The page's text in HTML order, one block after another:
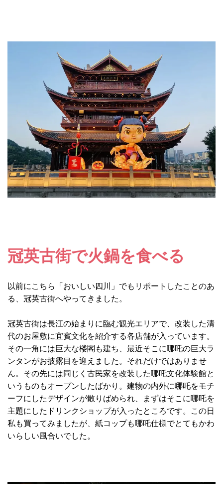
冠英古街で火鍋を食べる
以前にこちら「おいしい四川」でもリポートしたことのあ
る、冠英古街へやってきました。
冠英古街は長江の始まりに臨む観光エリアで、改装した清
代のお屋敷に宜賓文化を紹介する各店舗が入っています。
その一角には巨大な楼閣も建ち、最近そこに哪吒の巨大ラ
ンタンがお披露目を迎えました。それだけではありませ
ん。その先には同じく古民家を改装した哪吒文化体験館と
いうものもオープンしたばかり。建物の内外に哪吒をモチ
ーフにしたデザインが散りばめられ、まずはそこに哪吒を
主題にしたドリンクショップが入ったところです。この日
私も買ってみましたが、紙コップも哪吒仕様でとてもかわ
いらしい風合いでした。